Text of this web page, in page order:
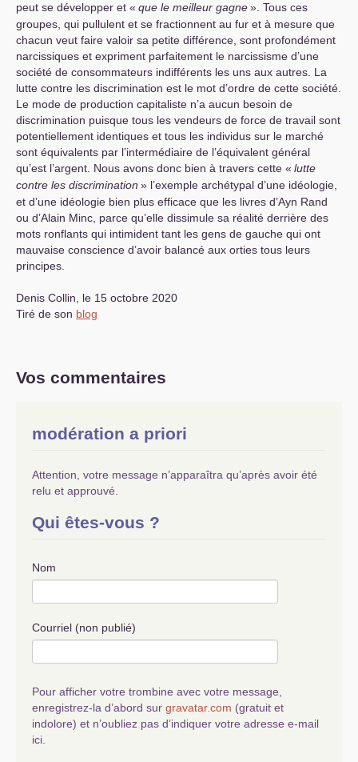
peut se développer et « que le meilleur gagne». Tous ces
groupes, qui pullulent et se fractionnent au fur et à mesure que
chacun veut faire valoir sa petite différence, sont profondément
narcissiques et expriment parfaitement le narcissisme d’une
société de consommateurs indifférents les uns aux autres. La
lutte contre les discrimination est le mot d’ordre de cette société.
Le mode de production capitaliste n’a aucun besoin de
discrimination puisque tous les vendeurs de force de travail sont
potentiellement identiques et tous les individus sur le marché
sont équivalents par l’intermédiaire de l’équivalent général
qu’est l’argent. Nous avons donc bien à travers cette « lutte
contre les discrimination » l’exemple archétypal d’une idéologie,
et d’une idéologie bien plus efficace que les livres d’Ayn Rand
ou d’Alain Minc, parce qu’elle dissimule sa réalité derrière des
mots ronflants qui intimident tant les gens de gauche qui ont
mauvaise conscience d’avoir balancé aux orties tous leurs
principes.
Denis Collin, le 15 octobre 2020
Tiré de son blog
Vos commentaires
modération a priori
Attention, votre message n’apparaîtra qu’après avoir été
relu et approuvé.
Qui êtes-vous ?
Nom
Courriel (non publié)
Pour afficher votre trombine avec votre message,
enregistrez-la d’abord sur gravatar.com (gratuit et
indolore) et n’oubliez pas d’indiquer votre adresse e-mail
ici.